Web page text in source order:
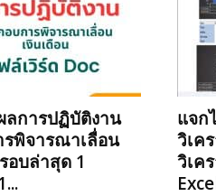
ลการปฏิบัติงาน
รพิจารณาเลื่อน
อบล่าสุด 1
แจก
วิเค
วิเค